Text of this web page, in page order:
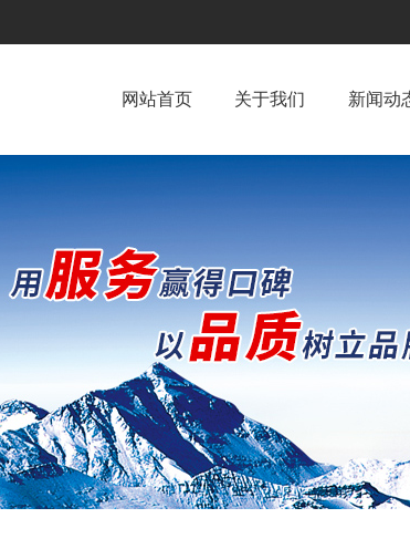
网站首页 关于我们 新闻动